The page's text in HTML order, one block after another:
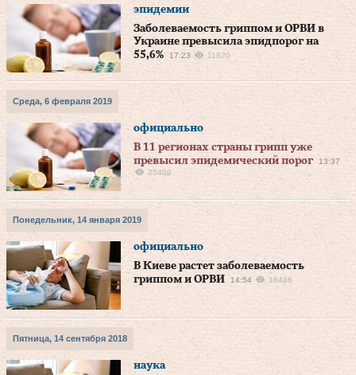
эпидемии
Заболеваемость гриппом и ОРВИ в
Украине превысила эпидпорог на
55,6%
17:23 11820
Среда, 6 февраля 2019
официально
В 11 регионах страны грипп уже
превысил эпидемический порог
13:37
25409
Понедельник, 14 января 2019
официально
В Киеве растет заболеваемость
гриппом и ОРВИ
14:54 18446
Пятница, 14 сентября 2018
наука